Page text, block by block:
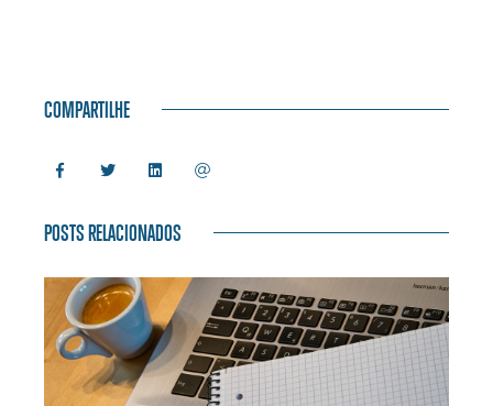
COMPARTILHE
POSTS RELACIONADOS